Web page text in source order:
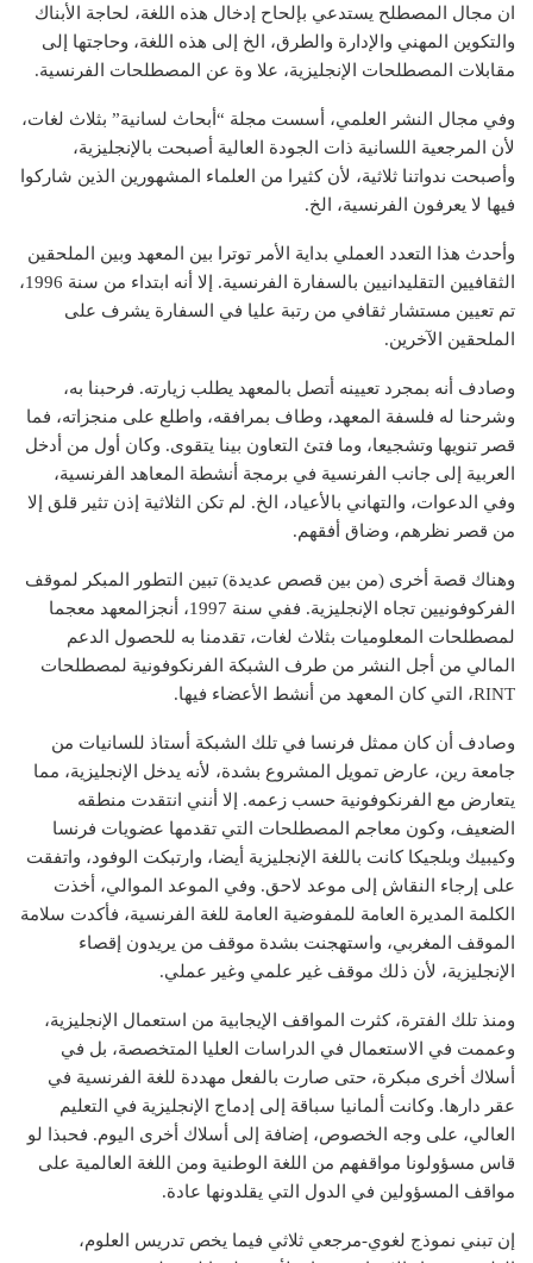
ان مجال المصطلح يستدعي بإلحاح إدخال هذه اللغة، لحاجة الأبناك
والتكوين المهني والإدارة والطرق، الخ إلى هذه اللغة، وحاجتها إلى
مقابلات المصطلحات الإنجليزية، علا وة عن المصطلحات الفرنسية.
وفي مجال النشر العلمي، أسست مجلة “أبحاث لسانية” بثلاث لغات،
لأن المرجعية اللسانية ذات الجودة العالية أصبحت بالإنجليزية،
وأصبحت ندواتنا ثلاثية، لأن كثيرا من العلماء المشهورين الذين شاركوا
فيها لا يعرفون الفرنسية، الخ.
وأحدث هذا التعدد العملي بداية الأمر توترا بين المعهد وبين الملحقين
الثقافيين التقليدانيين بالسفارة الفرنسية. إلا أنه ابتداء من سنة 1996،
تم تعيين مستشار ثقافي من رتبة عليا في السفارة يشرف على
الملحقين الآخرين.
وصادف أنه بمجرد تعيينه أتصل بالمعهد يطلب زيارته. فرحبنا به،
وشرحنا له فلسفة المعهد، وطاف بمرافقه، واطلع على منجزاته، فما
قصر تنويها وتشجيعا، وما فتئ التعاون بينا يتقوى. وكان أول من أدخل
العربية إلى جانب الفرنسية في برمجة أنشطة المعاهد الفرنسية،
وفي الدعوات، والتهاني بالأعياد، الخ. لم تكن الثلاثية إذن تثير قلق إلا
من قصر نظرهم، وضاق أفقهم.
وهناك قصة أخرى (من بين قصص عديدة) تبين التطور المبكر لموقف
الفركوفونيين تجاه الإنجليزية. ففي سنة 1997، أنجزالمعهد معجما
لمصطلحات المعلوميات بثلاث لغات، تقدمنا به للحصول الدعم
المالي من أجل النشر من طرف الشبكة الفرنكوفونية لمصطلحات
RINT، التي كان المعهد من أنشط الأعضاء فيها.
وصادف أن كان ممثل فرنسا في تلك الشبكة أستاذ للسانيات من
جامعة رين، عارض تمويل المشروع بشدة، لأنه يدخل الإنجليزية، مما
يتعارض مع الفرنكوفونية حسب زعمه. إلا أنني انتقدت منطقه
الضعيف، وكون معاجم المصطلحات التي تقدمها عضويات فرنسا
وكيبيك وبلجيكا كانت باللغة الإنجليزية أيضا، وارتبكت الوفود، واتفقت
على إرجاء النقاش إلى موعد لاحق. وفي الموعد الموالي، أخذت
الكلمة المديرة العامة للمفوضية العامة للغة الفرنسية، فأكدت سلامة
الموقف المغربي، واستهجنت بشدة موقف من يريدون إقصاء
الإنجليزية، لأن ذلك موقف غير علمي وغير عملي.
ومنذ تلك الفترة، كثرت المواقف الإيجابية من استعمال الإنجليزية،
وعممت في الاستعمال في الدراسات العليا المتخصصة، بل في
أسلاك أخرى مبكرة، حتى صارت بالفعل مهددة للغة الفرنسية في
عقر دارها. وكانت ألمانيا سباقة إلى إدماج الإنجليزية في التعليم
العالي، على وجه الخصوص، إضافة إلى أسلاك أخرى اليوم. فحبذا لو
قاس مسؤولونا مواقفهم من اللغة الوطنية ومن اللغة العالمية على
مواقف المسؤولين في الدول التي يقلدونها عادة.
إن تبني نموذج لغوي-مرجعي ثلاثي فيما يخص تدريس العلوم،